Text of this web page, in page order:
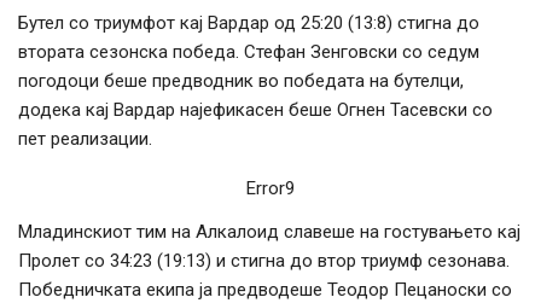
Бутел со триумфот кај Вардар од 25:20 (13:8) стигна до
втората сезонска победа. Стефан Зенговски со седум
погодоци беше предводник во победата на бутелци,
додека кај Вардар најефикасен беше Огнен Тасевски со
пет реализации.
Error9
Младинскиот тим на Алкалоид славеше на гостувањето кај
Пролет со 34:23 (19:13) и стигна до втор триумф сезонава.
Победничката екипа ја предводеше Теодор Пецаноски со